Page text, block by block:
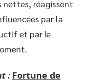
nettes, réagissent
par la
et par le
: Fortune de